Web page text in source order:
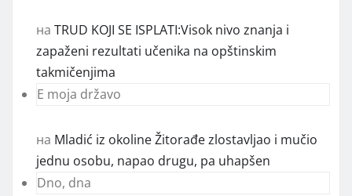
на TRUD KOJI SE ISPLATI:Visok nivo znanja i
zapaženi rezultati učenika na opštinskim
takmičenjima
E moja državo
на Mladić iz okoline Žitorađe zlostavljao i mučio
jednu osobu, napao drugu, pa uhapšen
Dno, dna